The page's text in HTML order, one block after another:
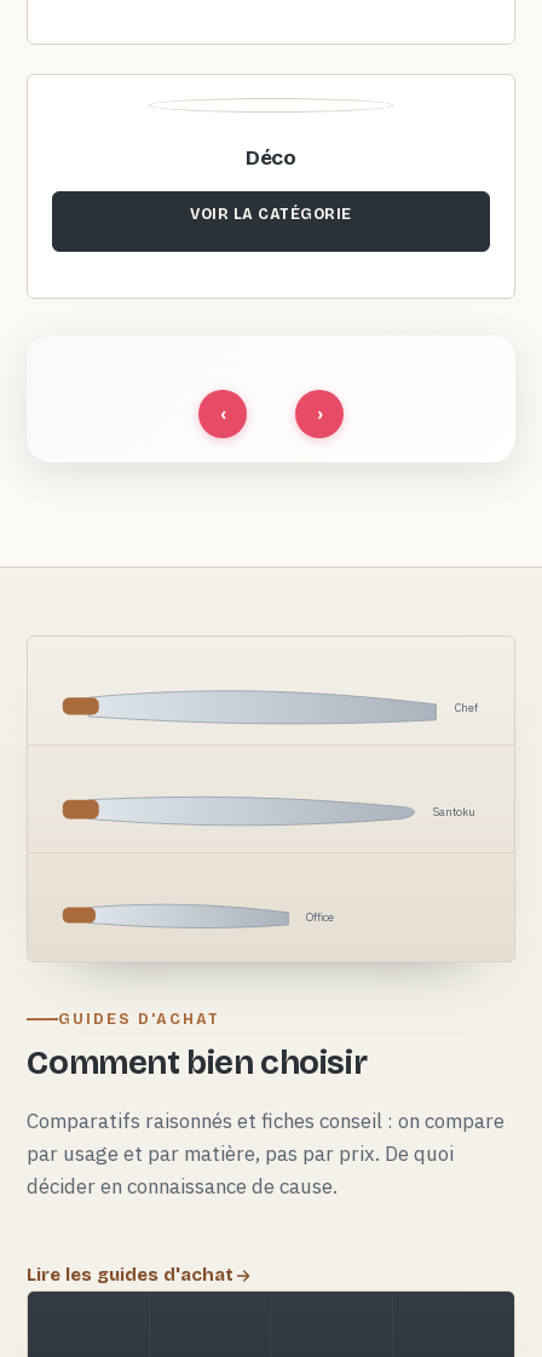
Déco
VOIR LA CATÉGORIE
‹ ›
Chef
Santoku
Office
GUIDES D'ACHAT
Comment bien choisir
Comparatifs raisonnés et fiches conseil : on compare
par usage et par matière, pas par prix. De quoi
décider en connaissance de cause.
Lire les guides d'achat